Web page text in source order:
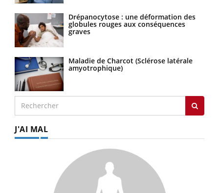
Drépanocytose : une déformation des
globules rouges aux conséquences
graves
Maladie de Charcot (Sclérose latérale
amyotrophique)
J'AI MAL